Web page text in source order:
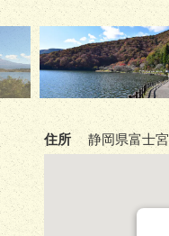
住所 静岡県富士